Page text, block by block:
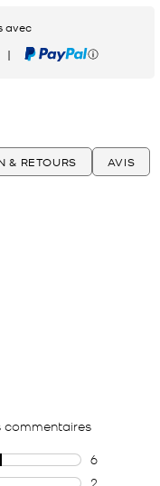
avec
| PayPal
& RETOURS AVIS